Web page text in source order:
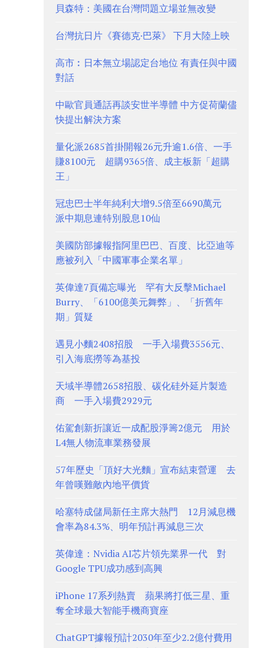
貝森特：美國在台灣問題立場並無改變
台灣抗日片《賽德克·巴萊》 下月大陸上映
高市︰日本無立場認定台地位 有責任與中國
對話
中歐官員通話再談安世半導體 中方促荷蘭儘
快提出解決方案
量化派2685首掛開報26元升逾1.6倍、一手
賺8100元 超購9365倍、成主板新「超購
王」
冠忠巴士半年純利大增9.5倍至6690萬元
派中期息連特別股息10仙
美國防部據報指阿里巴巴、百度、比亞迪等
應被列入「中國軍事企業名單」
英偉達7頁備忘曝光 罕有大反擊Michael
Burry、「6100億美元舞弊」、「折舊年
期」質疑
遇見小麵2408招股 一手入場費3556元、
引入海底撈等為基投
天域半導體2658招股、碳化硅外延片製造
商 一手入場費2929元
佑駕創新折讓近一成配股淨籌2億元 用於
L4無人物流車業務發展
57年歷史「頂好大光麵」宣布結束營運 去
年曾嘆難敵內地平價貨
哈塞特成儲局新任主席大熱門 12月減息機
會率為84.3%、明年預計再減息三次
英偉達：Nvidia AI芯片領先業界一代 對
Google TPU成功感到高興
iPhone 17系列熱賣 蘋果將打低三星、重
奪全球最大智能手機商寶座
ChatGPT據報預計2030年至少2.2億付費用